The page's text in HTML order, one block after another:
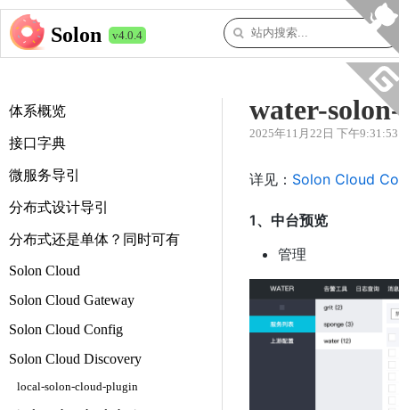
Solon v4.0.4
体系概览
接口字典
微服务导引
分布式设计导引
分布式还是单体？同时可有
Solon Cloud
Solon Cloud Gateway
Solon Cloud Config
Solon Cloud Discovery
local-solon-cloud-plugin
water-
2025年11月22日 下午9:31:53
详见： Solon Cloud
1、中台预览
管理